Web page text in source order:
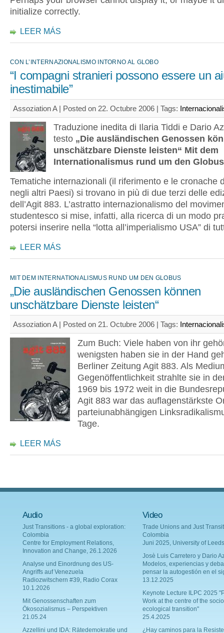
initialize correctly.
LEER MÁS
CON L’INTERNAZIONALISMO INTORNO AL GLOBO
“I compagni stranieri possono essere un
inestimabile”
Assoziation A | Posted on 22. Octubre 2006 | Tags:
Traduzione inedita di Ilaria Tiddi e Dario
testo „Die ausländischen Genossen
unschätzbare Dienste leisten“ Mit dem
Internationalismus rund um den Globus
Tematiche internazionali (il riferimento e le cronache
negli altri Paesi) si trovano in più di due terzi delle
dell’Agit 883. L’astratto internazionalismo del
studentesco si mise, infatti, alla ricerca di un modo
potersi inserire nella “lotta all’imperialismo USA” di
LEER MÁS
MIT DEM INTERNATIONALISMUS RUND UM DEN GLOBUS
„Die ausländischen Genossen können
unschätzbare Dienste leisten“
Assoziation A | Posted on 21. Octubre 2006 | Tags:
Zum Buch: Viele haben von ihr
wenigsten haben sie in der Hand
Berliner Zeitung Agit 883. Als
Gegenöffentlichkeit strahlte sie in
1969 bis 1972 weit in die
Agit 883 war das auflagenstärkste
parteiunabhängigen
Tage.
LEER MÁS
Audio
Just Transitions - a global exploration:
Colombia
Centre for Employment Relations,
Innovation and Change, 26.1.2026
Analyse und Einordnung des US-
Angriffs auf Venezuela
Radiozwitschern #39, Radio Corax
10.1.2026
Mit Genossenschaften zum
Ökosozialismus – Perspektiven
21.05.24
Azzellini und IDA: Rätedemokratie und
Video
Trade Unions and Just
Colombia
Juni 2025, University of Leeds
Josè Luis Carretero y Dario
Modelos, experiencias y
pensar la autogestión en el
13.12.2025
Keynote Lecture ILPC 2025
Work at the centre of the
ecological transition"
25.4.2025
¿Hay caminos para la